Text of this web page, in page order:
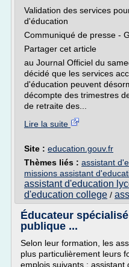
Validation des services
d'éducation
Communiqué de presse -
Partager cet article
au Journal Officiel du
décidé que les services
d'éducation peuvent
décompte des trimestres
de retraite des...
Lire la suite
Site : education.gouv.fr
Thèmes liés : assistant
missions assistant
assistant d'education
d'education college /
Éducateur
publique ...
Selon leur formation, les
plus particulièrement leurs
emplois suivants :